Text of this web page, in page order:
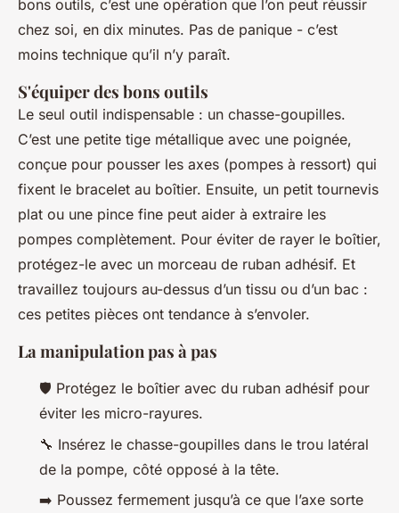
bons outils, c’est une opération que l’on peut réussir
chez soi, en dix minutes. Pas de panique - c’est
moins technique qu’il n’y paraît.
S'équiper des bons outils
Le seul outil indispensable : un chasse-goupilles.
C’est une petite tige métallique avec une poignée,
conçue pour pousser les axes (pompes à ressort) qui
fixent le bracelet au boîtier. Ensuite, un petit tournevis
plat ou une pince fine peut aider à extraire les
pompes complètement. Pour éviter de rayer le boîtier,
protégez-le avec un morceau de ruban adhésif. Et
travaillez toujours au-dessus d’un tissu ou d’un bac :
ces petites pièces ont tendance à s’envoler.
La manipulation pas à pas
🛡️ Protégez le boîtier avec du ruban adhésif pour
éviter les micro-rayures.
🔧 Insérez le chasse-goupilles dans le trou latéral
de la pompe, côté opposé à la tête.
➡️ Poussez fermement jusqu’à ce que l’axe sorte